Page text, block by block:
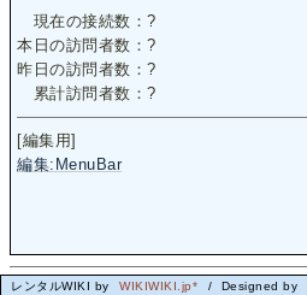
現在の接続数：?
本日の訪問者数：?
昨日の訪問者数：?
累計訪問者数：?
[編集用]
編集:MenuBar
レンタルWIKI by WIKIWIKI.jp* / Designed by